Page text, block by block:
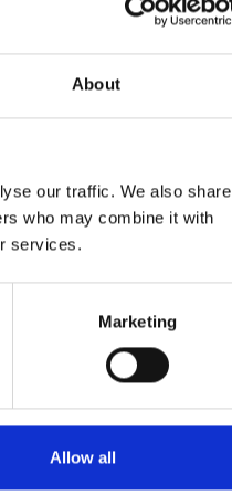
About
our traffic. We also share
who may combine it with
services.
Marketing
Allow all
vulnérables en Inde